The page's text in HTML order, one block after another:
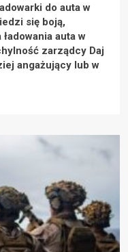
do auta w
się boją,
auta w
zarządcy Daj
angażujący lub w